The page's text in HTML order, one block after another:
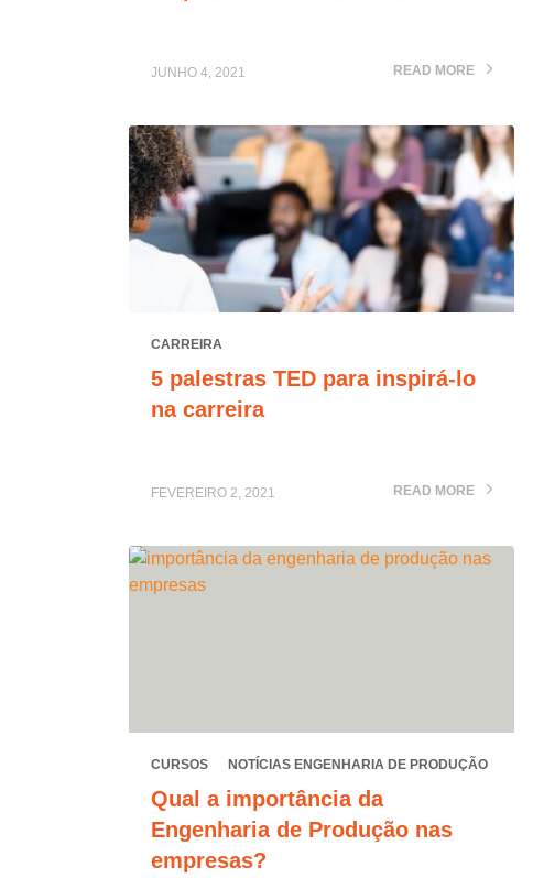
JUNHO 4, 2021 READ MORE
CARREIRA
5 palestras TED para inspirá-lo
na carreira
FEVEREIRO 2, 2021 READ MORE
CURSOS NOTÍCIAS ENGENHARIA DE PRODUÇÃO
Qual a importância da
Engenharia de Produção nas
empresas?